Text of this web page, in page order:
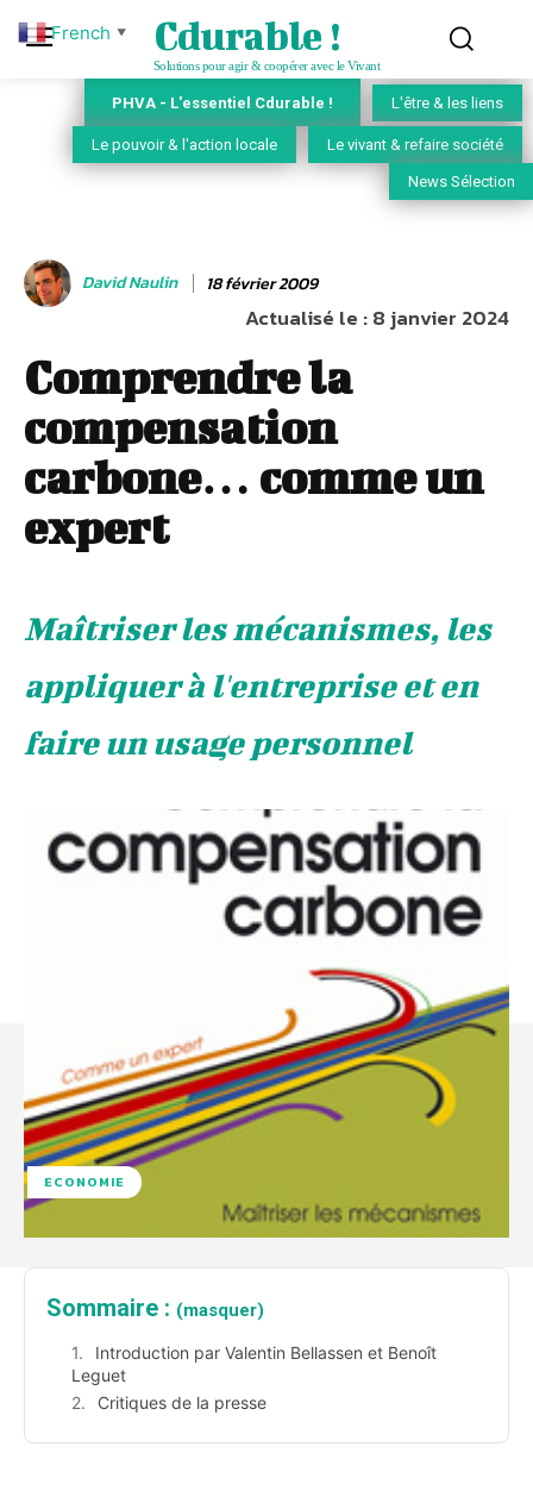
Cdurable !
Solutions pour agir & coopérer avec le Vivant
PHVA - L'essentiel Cdurable ! L'être & les liens
Le pouvoir & l'action locale Le vivant & refaire société
News Sélection
David Naulin 18 février 2009
Actualisé le :8 janvier 2024
Comprendre la
compensation
carbone… comme un
expert
Maîtriser les mécanismes, les
appliquer à l'entreprise et en
faire un usage personnel
ECONOMIE
Sommaire : (masquer)
Introduction par Valentin Bellassen et Benoît
Leguet
Critiques de la presse
French ▼